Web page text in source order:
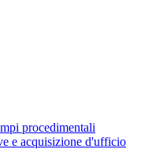
procedimentali
e acquisizione d'ufficio